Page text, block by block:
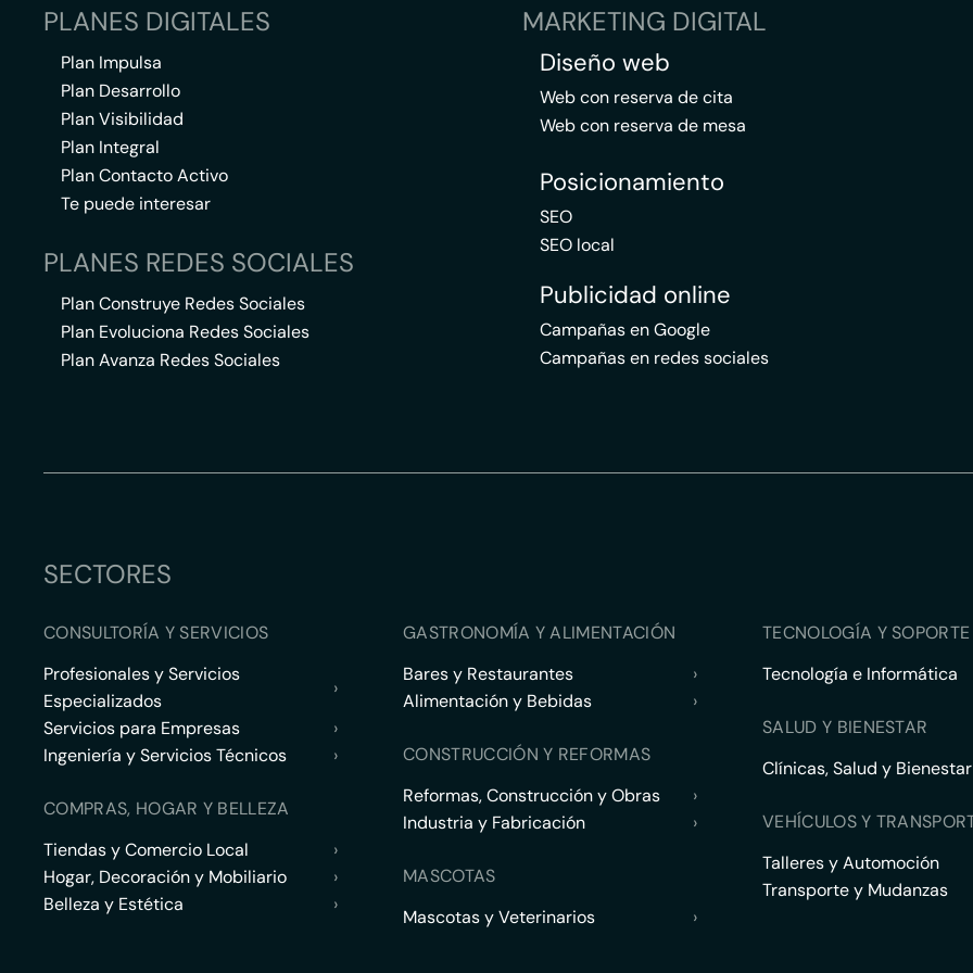
PLANES DIGITALES
Plan Impulsa
Plan Desarrollo
Plan Visibilidad
Plan Integral
Plan Contacto Activo
Te puede interesar
PLANES REDES SOCIALES
Plan Construye Redes Sociales
Plan Evoluciona Redes Sociales
Plan Avanza Redes Sociales
MARKETING DIGITAL
Diseño web
Web con reserva de cita
Web con reserva de mesa
Posicionamiento
SEO
SEO local
Publicidad online
Campañas en Google
Campañas en redes sociales
SECTORES
CONSULTORÍA Y SERVICIOS
Profesionales y Servicios
Especializados
›
Servicios para Empresas
›
Ingeniería y Servicios Técnicos
›
COMPRAS, HOGAR Y BELLEZA
Tiendas y Comercio Local
›
Hogar, Decoración y Mobiliario
›
Belleza y Estética
›
GASTRONOMÍA Y ALIMENTACIÓN
Bares y Restaurantes
›
Alimentación y Bebidas
›
CONSTRUCCIÓN Y REFORMAS
Reformas, Construcción y Obras
›
Industria y Fabricación
›
MASCOTAS
Mascotas y Veterinarios
›
TECNOLOGÍA Y
Tecnología e Informática
SALUD Y BIENESTAR
Clínicas, Salud y Bienestar
VEHÍCULOS Y
Talleres y Automoción
Transporte y Mudanzas